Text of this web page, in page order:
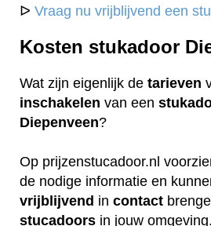
ᐅ Vraag nu vrijblijvend een
Kosten stukadoor
Wat zijn eigenlijk de tarieven
inschakelen van een
Diepenveen?
Op prijzenstucadoor.nl
de nodige informatie en
vrijblijvend in contact
stucadoors in jouw omgeving.